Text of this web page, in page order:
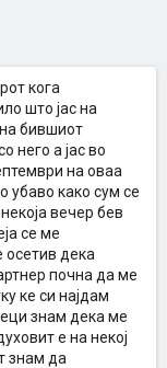
кога
што јас на
бившиот
него а јас во
на оваа
убаво како сум се
вечер бев
се ме
осетив дека
почна да ме
ке си најдам
знам дека ме
е на некој
знам да